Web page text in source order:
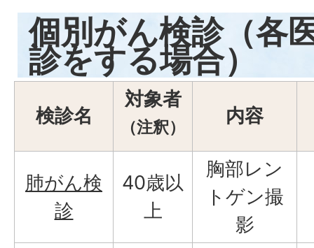
個別がん検診（各
診をする場合）
検診名
対象者
（注釈） 内容
肺がん検
診
40歳以
上
胸部レン
トゲン撮
影